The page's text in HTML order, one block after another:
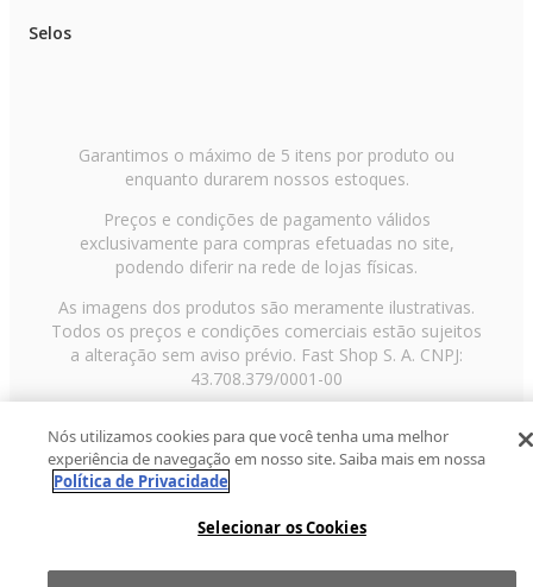
Selos
Garantimos o máximo de 5 itens por produto ou
enquanto durarem nossos estoques.
Preços e condições de pagamento válidos
exclusivamente para compras efetuadas no site,
podendo diferir na rede de lojas físicas.
As imagens dos produtos são meramente ilustrativas.
Todos os preços e condições comerciais estão sujeitos
a alteração sem aviso prévio. Fast Shop S. A. CNPJ:
43.708.379/0001-00
Paulo/SP, CEP 02029-001, Telefone: 11 3003-3728 ©
2013 Fast Shop - Todos os direitos reservadosRF
Nós utilizamos cookies para que você tenha uma melhor
experiência de navegação em nosso site. Saiba mais em nossa
Política de Privacidade
Selecionar os Cookies